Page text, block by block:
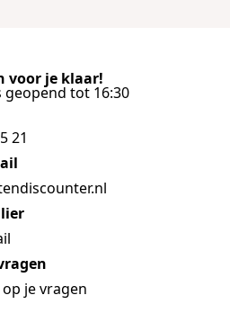
voor je klaar!
geopend tot 16:30
21
je vragen